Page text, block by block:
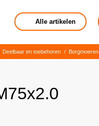
Alle artikelen
Deelbaar en toebehoren / Borgmoeren